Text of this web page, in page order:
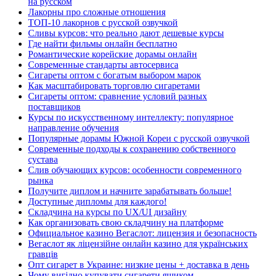
Лакорны про сложные отношения
ТОП-10 лакорнов с русской озвучкой
Сливы курсов: что реально дают дешевые курсы
Где найти фильмы онлайн бесплатно
Романтические корейские дорамы онлайн
Современные стандарты автосервиса
Сигареты оптом с богатым выбором марок
Как масштабировать торговлю сигаретами
Сигареты оптом: сравнение условий разных
поставщиков
Курсы по искусственному интеллекту: популярное
направление обучения
Популярные дорамы Южной Кореи с русской озвучкой
Современные подходы к сохранению собственного
сустава
Слив обучающих курсов: особенности современного
рынка
Получите диплом и начните зарабатывать больше!
Доступные дипломы для каждого!
Складчина на курсы по UX/UI дизайну
Как организовать свою складчину на платформе
Официальное казино Вегаслот: лицензия и безопасность
Вегаслот як ліцензійне онлайн казино для українських
гравців
Опт сигарет в Украине: низкие цены + доставка в день